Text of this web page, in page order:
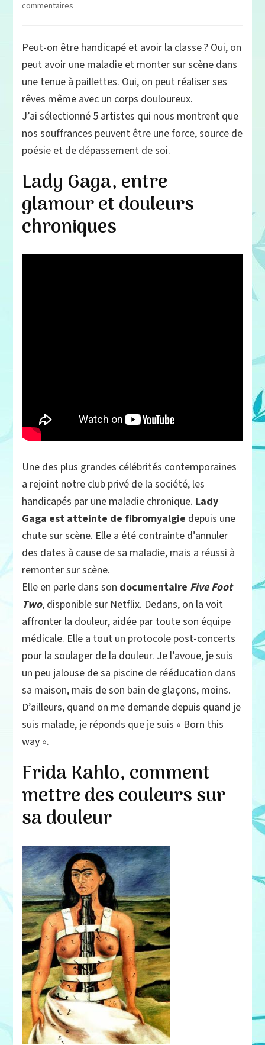
commentaires
handicapés
prouvent
qu’on
vivre
avec
des
douleurs
chroniques
avoir
classe
Peut-on être handicapé et avoir la classe ? Oui, on
peut avoir une maladie et monter sur scène dans
une tenue à paillettes. Oui, on peut réaliser ses
rêves même avec un corps douloureux.
J’ai sélectionné 5 artistes qui nous montrent que
nos souffrances peuvent être une force, source de
poésie et de dépassement de soi.
Lady Gaga, entre
glamour et douleurs
chroniques
Une des plus grandes célébrités contemporaines
a rejoint notre club privé de la société, les
handicapés par une maladie chronique. Lady
Gaga est atteinte de fibromyalgie depuis une
chute sur scène. Elle a été contrainte d’annuler
des dates à cause de sa maladie, mais a réussi à
remonter sur scène.
Elle en parle dans son documentaire Five Foot
Two, disponible sur Netflix. Dedans, on la voit
affronter la douleur, aidée par toute son équipe
médicale. Elle a tout un protocole post-concerts
pour la soulager de la douleur. Je l’avoue, je suis
un peu jalouse de sa piscine de rééducation dans
sa maison, mais de son bain de glaçons, moins.
D’ailleurs, quand on me demande depuis quand je
suis malade, je réponds que je suis « Born this
way ».
Frida Kahlo, comment
mettre des couleurs sur
sa douleur